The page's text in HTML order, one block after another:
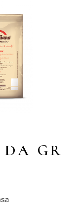
DA GR